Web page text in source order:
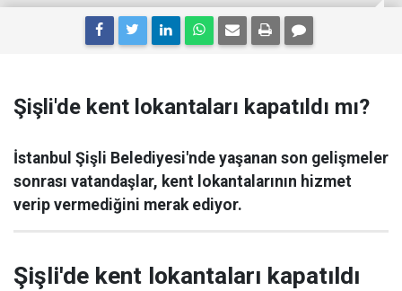
Şişli'de kent lokantaları kapatıldı mı?
İstanbul Şişli Belediyesi'nde yaşanan son gelişmeler
sonrası vatandaşlar, kent lokantalarının hizmet
verip vermediğini merak ediyor.
Şişli'de kent lokantaları kapatıldı